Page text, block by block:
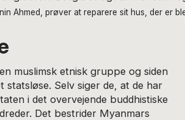
Ahmed, prøver at reparere sit hus, der er
muslimsk etnisk gruppe og siden
statsløse. Selv siger de, at de har
i det overvejende buddhistiske
Det bestrider Myanmars